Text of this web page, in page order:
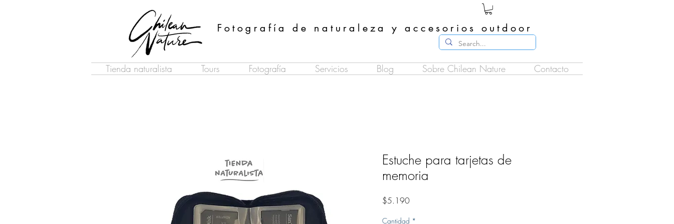
Fotografía de naturaleza y accesorios outdoor
Tienda naturalista Tours Fotografía Servicios Blog Sobre Chilean Nature Contacto
Estuche para tarjetas de
memoria
$5.190Precio
Cantidad *